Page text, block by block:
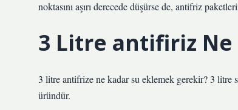
noktasını aşırı derecede düşürse de, antifriz
3 Litre antifiriz Ne
3 litre antifrize ne kadar su eklemek gerekir? 3 litre
üründür.